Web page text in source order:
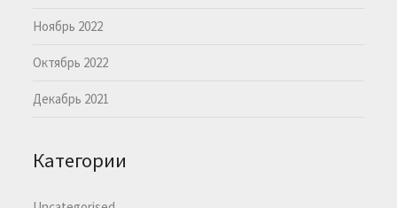
Ноябрь 2022
Октябрь 2022
Декабрь 2021
Категории